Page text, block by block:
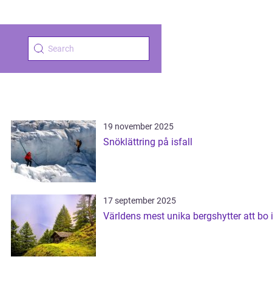
19 november 2025
Snöklättring på isfall
17 september 2025
Världens mest unika bergshytter att bo i